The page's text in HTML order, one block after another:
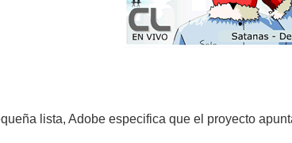
lista, Adobe especifica que el proyecto